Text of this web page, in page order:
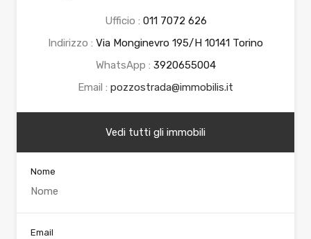
Ufficio : 011 7072 626
Indirizzo : Via Monginevro 195/H 10141 Torino
WhatsApp : 3920655004
Email : pozzostrada@immobilis.it
Vedi tutti gli immobili
Nome
Email